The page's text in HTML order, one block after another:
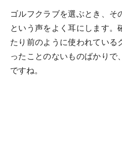
ゴルフクラブを選ぶとき、そ
という声をよく耳にします。
たり前のように使われている
ったことのないものばかりで
ですね。